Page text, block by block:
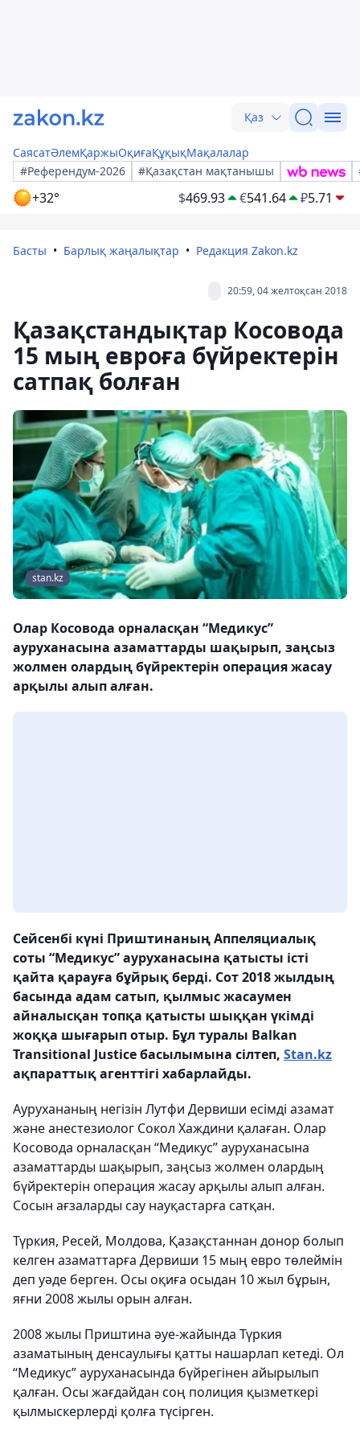
Қаз
СаясатӘлемҚаржыОқиғаҚұқықМақалалар
#Референдум-2026
#Қазақстан мақтанышы
+32° $469.93 €541.64 ₽5.71
Басты Барлық жаңалықтар Редакция Zakon.kz
20:59, 04 желтоқсан 2018
Қазақстандықтар Косовода
15 мың евроға бүйректерін
сатпақ болған
stan.kz
Олар Косовода орналасқан “Медикус”
ауруханасына азаматтарды шақырып, заңсыз
жолмен олардың бүйректерін операция жасау
арқылы алып алған.
Сейсенбі күні Приштинаның Аппеляциалық
соты “Медикус” ауруханасына қатысты істі
қайта қарауға бұйрық берді. Сот 2018 жылдың
басында адам сатып, қылмыс жасаумен
айналысқан топқа қатысты шыққан үкімді
жоққа шығарып отыр. Бұл туралы Balkan
Transitional Justice басылымына сілтеп, Stan.kz
ақпараттық агенттігі хабарлайды.
Аурухананың негізін Лутфи Дервиши есімді азамат
және анестезиолог Сокол Хаждини қалаған. Олар
Косовода орналасқан “Медикус” ауруханасына
азаматтарды шақырып, заңсыз жолмен олардың
бүйректерін операция жасау арқылы алып алған.
Сосын ағзаларды сау науқастарға сатқан.
Түркия, Ресей, Молдова, Қазақстаннан донор болып
келген азаматтарға Дервиши 15 мың евро төлеймін
деп уәде берген. Осы оқиға осыдан 10 жыл бұрын,
яғни 2008 жылы орын алған.
2008 жылы Приштина әуе-жайында Түркия
азаматының денсаулығы қатты нашарлап кетеді. Ол
“Медикус” ауруханасында бүйрегінен айырылып
қалған. Осы жағдайдан соң полиция қызметкері
қылмыскерлерді қолға түсірген.